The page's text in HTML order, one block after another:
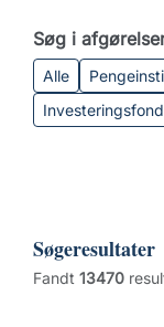
Søg i
Alle
Søgeresultater
Fandt 13470